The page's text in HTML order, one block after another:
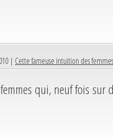
| Cette fameuse intuition des
qui, neuf fois sur